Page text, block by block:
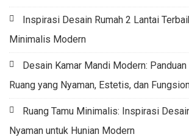
Inspirasi Desain Rumah 2 Lantai
Minimalis Modern
Desain Kamar Mandi Modern:
Ruang yang Nyaman, Estetis, dan
Ruang Tamu Minimalis: Inspirasi
Nyaman untuk Hunian Modern